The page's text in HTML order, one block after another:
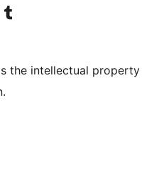
canal de YouTube
Visita nuestra cuenta de Tumblr
the intellectual property